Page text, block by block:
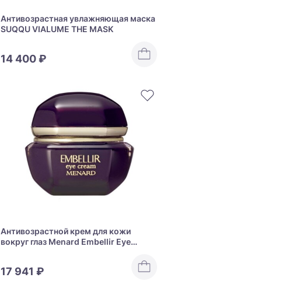
Антивозрастная увлажняющая маска
SUQQU VIALUME THE MASK
14 400 ₽
Антивозрастной крем для кожи
вокруг глаз Menard Embellir Eye
17 941 ₽